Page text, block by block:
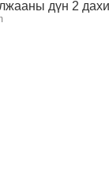
дүн 2